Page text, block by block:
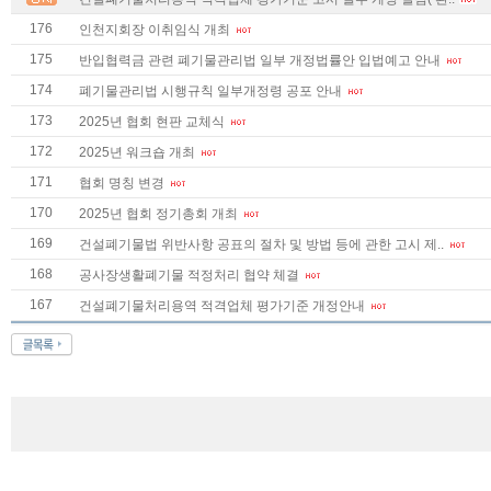
176
인천지회장 이취임식 개최
175
반입협력금 관련 폐기물관리법 일부 개정법률안 입법예고 안내
174
폐기물관리법 시행규칙 일부개정령 공포 안내
173
2025년 협회 현판 교체식
172
2025년 워크숍 개최
171
협회 명칭 변경
170
2025년 협회 정기총회 개최
169
건설폐기물법 위반사항 공표의 절차 및 방법 등에 관한 고시 제..
168
공사장생활폐기물 적정처리 협약 체결
167
건설폐기물처리용역 적격업체 평가기준 개정안내